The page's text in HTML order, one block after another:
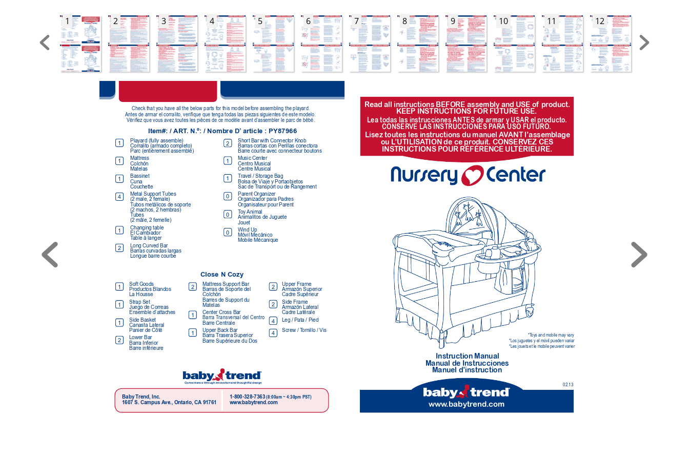
1 2 3 4 5 6 7 8 9 10 11 12
Read all instructions BEFORE assembly and USE of product.
KEEP INSTRUCTIONS FOR FUTURE USE.
Lea todas las instrucciones ANTES de armar y USAR el producto.
CONSERVE LAS INSTRUCCIONES PARA USO FUTURO.
Lisez toutes les instructions du manuel AVANT l’assemblage
ou L’UTILISATION de ce produit. CONSERVEZ CES
INSTRUCTIONS POUR RÉFÉRENCE ULTÉRIEURE.
Instruction Manual
Manual de Instrucciones
Manuel d’instruction
02.13
www.babytrend.com
*Toys and mobile may vary
*Los juguetes y el móvil pueden variar
*Les jouets et le mobile peuvent varier
1-800-328-7363 (8:00am ~ 4:30pm PST)
www.babytrend.com
Baby Trend, Inc.
1607 S. Campus Ave., Ontario, CA 91761
Convenience through innovation and thoughtful design
Check that you have all the below parts for this model before assembling the playard.
Antes de armar el corralito, verique que tenga todas las piezas siguientes de este modelo.
Vériez que vous avez toutes les pièces de ce modèle avant d’assembler le parc de bébé.
Item#: / ART. N.º: / Nombre D’ article : PY87966
1
1
2
1
1
0
0
0
1
1
2
4
Short Bar with Connector Knob
Barras cortas con Perillas conectora
Barre courte avec connecteur boutons
Music Center
Centro Musical
Centre Musical
Travel / Storage Bag
Bolsa de Viaje y Portaobjetos
Sac de Transport ou de Rangement
Parent Organizer
Organizador para Padres
Organisateur pour Parent
Toy Animal
Animalitos de Juguete
Jouet
Wind Up
Móvil Mecánico
Mobile Mécanique
Playard (fully assemble)
Corralito (armado completo)
Parc (entièrement assemblé)
Mattress
Colchón
Matelas
Bassinet
Cuna
Couchette
Metal Support Tubes
(2 male, 2 female)
ubos metálicos de soporte
(2 machos, 2 hembras)
ubes
(2 mâle, 2 femelle)
Changing table
El Cambiador
Table à langer
Long Curved Bar
Barras curvadas largas
Longue barre courbe
1
1 2
1
2
1
2
1
2
4
4
Soft Goods
Productos Blandos
La Housse
Strap Set
Juego de Correas
Ensemble d’attaches
Side Basket
Canasta Lateral
Panier de Côté
Lower Bar
Barra Inferior
Barre inférieure
Mattress Support Bar
Barras de Soporte del
Colchón
Barres de Support du
Matelas
Center Cross Bar
Barra Transversal del Centro
Barre Centrale
Upper Back Bar
Barra T rasera Superior
Barre Supérieure du Dos
Upper Frame
Armazón Superior
Cadre Supérieur
Side Frame
Armazón Lateral
Cadre Latérale
Leg / Pata / Pied
Screw / Tornillo / Vis
Close N Cozy